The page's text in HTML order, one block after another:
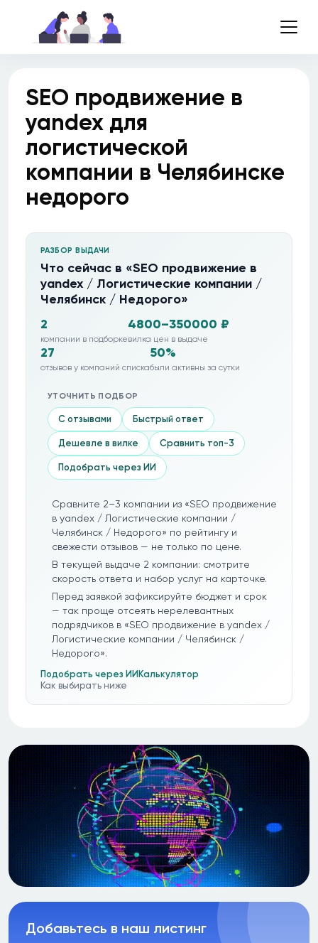
SEO продвижение в
yandex для
логистической
компании в Челябинске
недорого
РАЗБОР ВЫДАЧИ
Что сейчас в «SEO продвижение в
yandex / Логистические компании /
Челябинск / Недорого»
2
компании в подборке
4800–350000 ₽
вилка цен в выдаче
27
отзывов у компаний списка
50%
были активны за сутки
УТОЧНИТЬ ПОДБОР
С отзывами Быстрый ответ
Дешевле в вилке Сравнить топ-3
Подобрать через ИИ
Сравните 2–3 компании из «SEO продвижение
в yandex / Логистические компании /
Челябинск / Недорого» по рейтингу и
свежести отзывов — не только по цене.
В текущей выдаче 2 компании: смотрите
скорость ответа и набор услуг на карточке.
Перед заявкой зафиксируйте бюджет и срок
— так проще отсеять нерелевантных
подрядчиков в «SEO продвижение в yandex /
Логистические компании / Челябинск /
Недорого».
Подобрать через ИИ Калькулятор
Как выбирать ниже
Добавьтесь в наш листинг